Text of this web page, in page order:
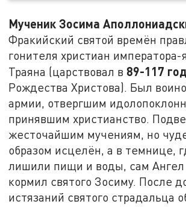
Мученик Зосима
Фракийский святой времён
гонителя христиан
Траяна (царствовал в 89-117
Рождества Христова). Был
армии, отвергшим
принявшим христианство.
жесточайшим мучениям, но
образом исцелён, а в темнице,
лишили пищи и воды, сам Ангел
кормил святого Зосиму. После
истязаний святого страдальца